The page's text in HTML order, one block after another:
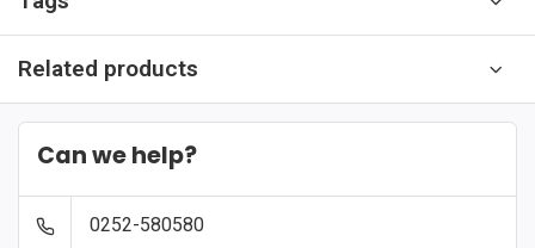
Related products
Can we help?
0252-580580